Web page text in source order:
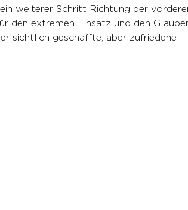
weiterer Schritt Richtung der
den extremen Einsatz und den
sichtlich geschaffte, aber